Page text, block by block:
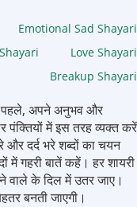
Emotional Sad Shayari
Love Shayari
Breakup Shayari
पहले, अपने अनुभव और
में इस तरह व्यक्त करें
दर्द भरे शब्दों का चयन
गहरी बातें कहें। हर शायरी
वाले के दिल में उतर जाए।
बनती जाएगी।